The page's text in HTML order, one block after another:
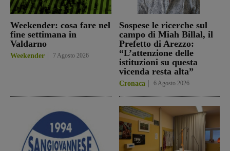
Weekender: cosa fare nel
fine settimana in
Valdarno
Weekender 7 Agosto 2026
Sospese le ricerche sul
campo di Miah Billal, il
Prefetto di Arezzo:
“L’attenzione delle
istituzioni su questa
vicenda resta alta”
Cronaca 6 Agosto 2026